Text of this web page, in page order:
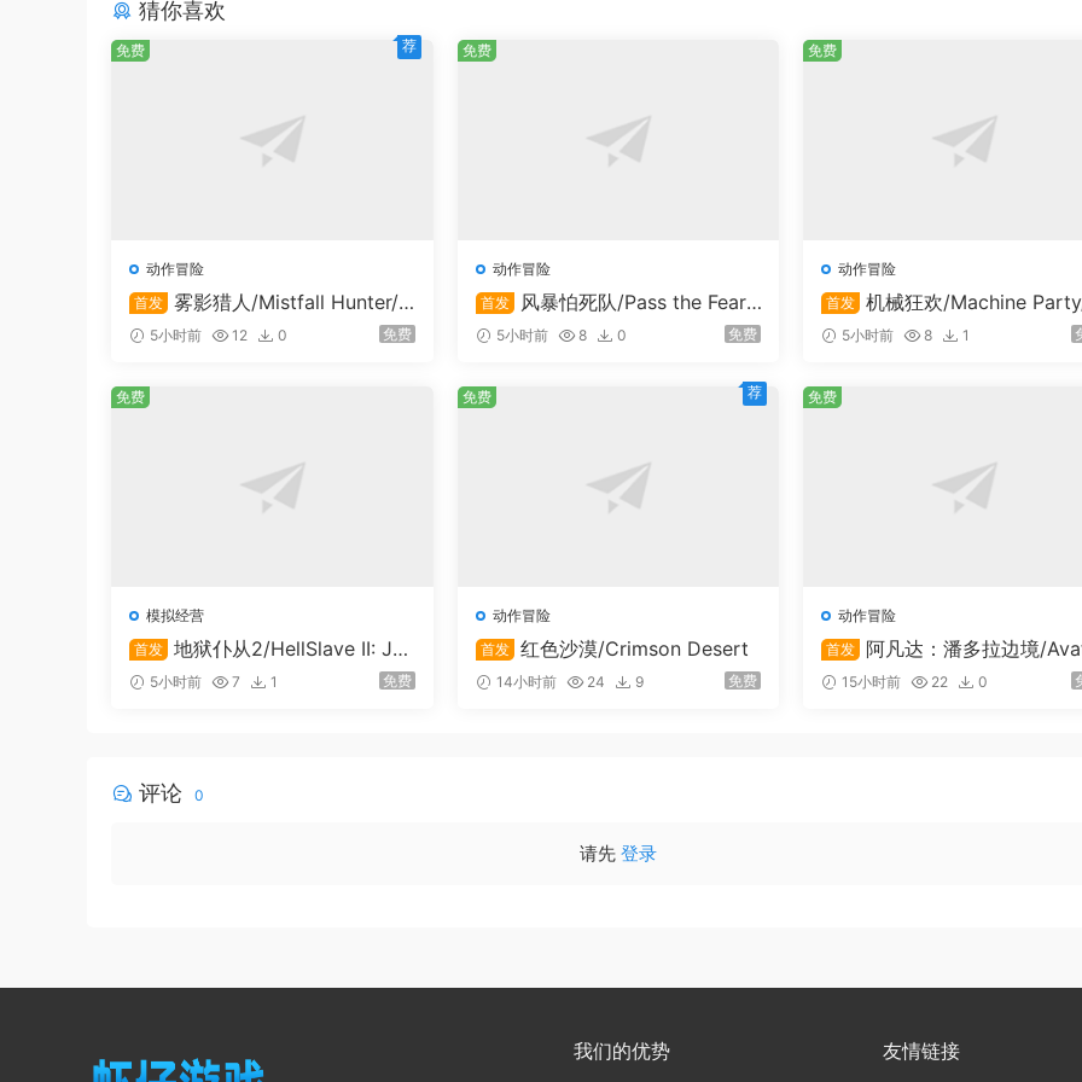
猜你喜欢
动作冒险
首发 雾影猎人/Mistfall Hunter/
支持在线联机
5小时前 12 0 免费
免费 荐
动作冒险
首发
风暴怕死队/Pass the Fear/
支持在线联机
5小时前 8 0 免费
免费
动作冒险
首发
机械狂欢/Machine
支持在线联机
5小时前 8 1
免费
模拟经营
首发 地狱仆从2/HellSlave II: Ju
dgment of the Archon
5小时前 7 1 免费
免费
动作冒险
首发
红色沙漠/Crimson Desert
14小时前 24 9 免费
免费 荐
动作冒险
首发
阿凡达：潘多拉边境/
r: Frontiers of Pandora
15小时前 22 0
免费
评论 0
请先 登录
我们的优势 友情链接